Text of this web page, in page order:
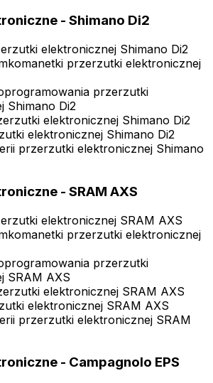
- Shimano Di2
elektronicznej Shimano Di2
przerzutki elektronicznej
przerzutki
Shimano Di2
elektronicznej Shimano Di2
elektronicznej Shimano Di2
przerzutki elektronicznej Shimano
- SRAM AXS
elektronicznej SRAM AXS
przerzutki elektronicznej
przerzutki
SRAM AXS
elektronicznej SRAM AXS
elektronicznej SRAM AXS
przerzutki elektronicznej SRAM
- Campagnolo EPS